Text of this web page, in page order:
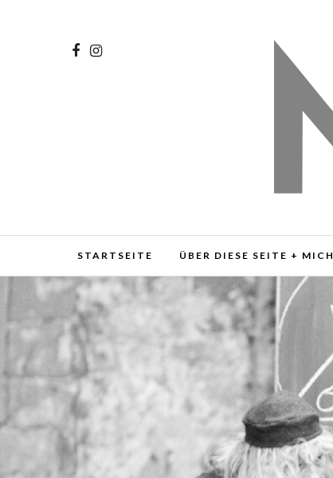
STARTSEITE ÜBER DIESE SEITE + MICH